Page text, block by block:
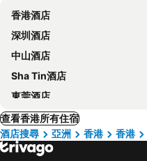
香港酒店
深圳酒店
中山酒店
Sha Tin酒店
東莞酒店
查看香港所有住宿
酒店搜尋
亞洲 香港 香港